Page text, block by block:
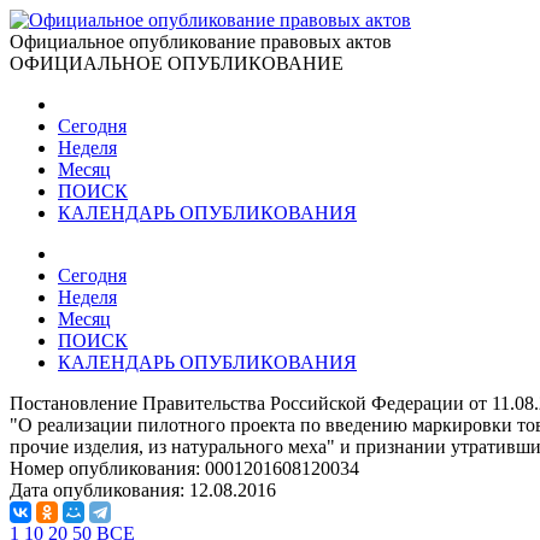
Официальное опубликование правовых актов
ОФИЦИАЛЬНОЕ ОПУБЛИКОВАНИЕ
Сегодня
Неделя
Месяц
ПОИСК
КАЛЕНДАРЬ ОПУБЛИКОВАНИЯ
Сегодня
Неделя
Месяц
ПОИСК
КАЛЕНДАРЬ ОПУБЛИКОВАНИЯ
Постановление Правительства Российской Федерации от
"О реализации пилотного проекта по введению маркировки
прочие изделия, из натурального меха" и признании
Номер опубликования: 0001201608120034
Дата опубликования: 12.08.2016
1 10 20 50 ВСЕ